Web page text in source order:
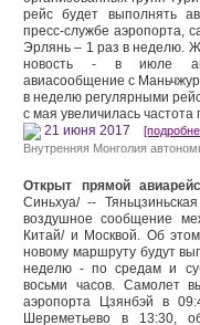
рейс будет выполнять
пресс-службе аэропорта,
Эрлянь – 1 раз в неделю.
новость - в июле
авиасообщение с
в неделю регулярными
с мая увеличилась
21 июня 2017
Внутренняя Монголия
Открыт прямой
Синьхуа/ --
воздушное сообщение
Китай/ и Москвой. Об
новому маршруту будут
неделю - по средам и
восьми часов. Самолет
аэропорта Цзянбэй в
Шереметьево в 13:30,